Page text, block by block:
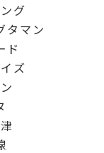
グ
タマン
ド
ズ